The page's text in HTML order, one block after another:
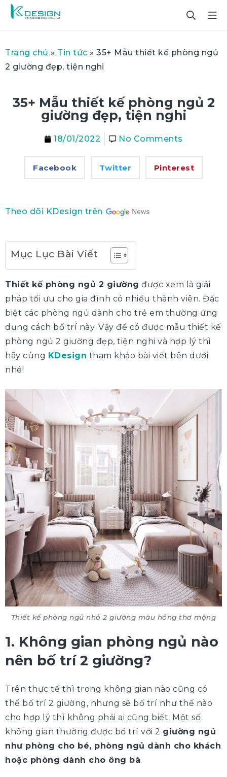
Trang chủ » Tin tức » 35+ Mẫu thiết kế phòng ngủ
2 giường đẹp, tiện nghi
35+ Mẫu thiết kế phòng ngủ 2
giường đẹp, tiện nghi
18/01/2022 No Comments
Facebook Twitter Pinterest
Theo dõi KDesign trên
Mục Lục Bài Viết
Thiết kế phòng ngủ 2 giường được xem là giải
pháp tối ưu cho gia đình có nhiều thành viên. Đặc
biệt các phòng ngủ dành cho trẻ em thường ứng
dụng cách bố trí này. Vậy để có được mẫu thiết kế
phòng ngủ 2 giường đẹp, tiện nghi và hợp lý thì
hãy cùng KDesign tham khảo bài viết bên dưới
nhé!
Thiết kế phòng ngủ nhỏ 2 giường màu hồng thơ mộng
1. Không gian phòng ngủ nào
nên bố trí 2 giường?
Trên thực tế thì trong không gian nào cũng có
thể bố trí 2 giường, nhưng sẽ bố trí như thế nào
cho hợp lý thì không phải ai cũng biết. Một số
không gian thường được bố trí với 2 giường ngủ
như phòng cho bé, phòng ngủ dành cho khách
hoặc phòng dành cho ông bà.